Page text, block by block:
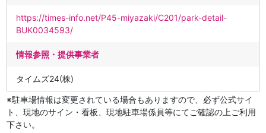
https://times-info.net/P45-miyazaki/C201/park-detail-
BUK0034593/
情報参照・提供事業者
タイムズ24(株)
※駐車場情報は変更されている場合もありますので、必ず公式サイ
ト、現地のサイン・看板、現地駐車場係員等にてご確認の上ご利用
下さい。